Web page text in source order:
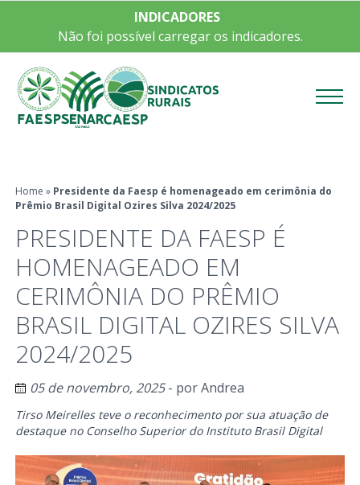
INDICADORES
Não foi possível carregar os indicadores.
Home » Presidente da Faesp é homenageado em cerimônia do
Prêmio Brasil Digital Ozires Silva 2024/2025
PRESIDENTE DA FAESP É
HOMENAGEADO EM
CERIMÔNIA DO PRÊMIO
BRASIL DIGITAL OZIRES SILVA
2024/2025
05 de novembro, 2025- porAndrea
Tirso Meirelles teve o reconhecimento por sua atuação de
destaque no Conselho Superior do Instituto Brasil Digital